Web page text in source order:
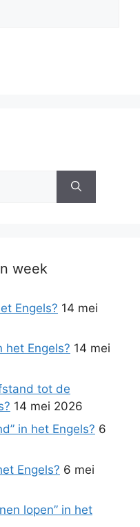
week
Engels? 14 mei
het Engels? 14 mei
tot de
14 mei 2026
in het Engels? 6
Engels? 6 mei
lopen” in het